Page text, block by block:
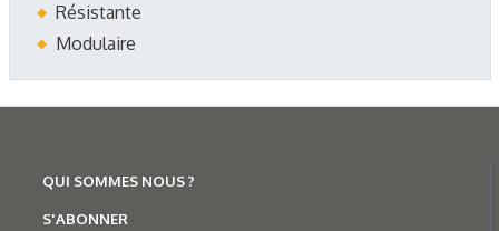
Résistante
Modulaire
QUI SOMMES NOUS ?
S'ABONNER